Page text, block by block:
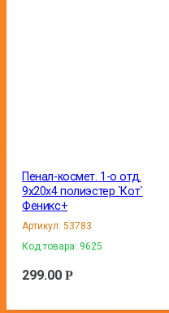
Пенал-космет. 1-о отд.
9х20х4 полиэстер `Кот`
Феникс+
Артикул:53783
Код товара: 9625
299.00Р